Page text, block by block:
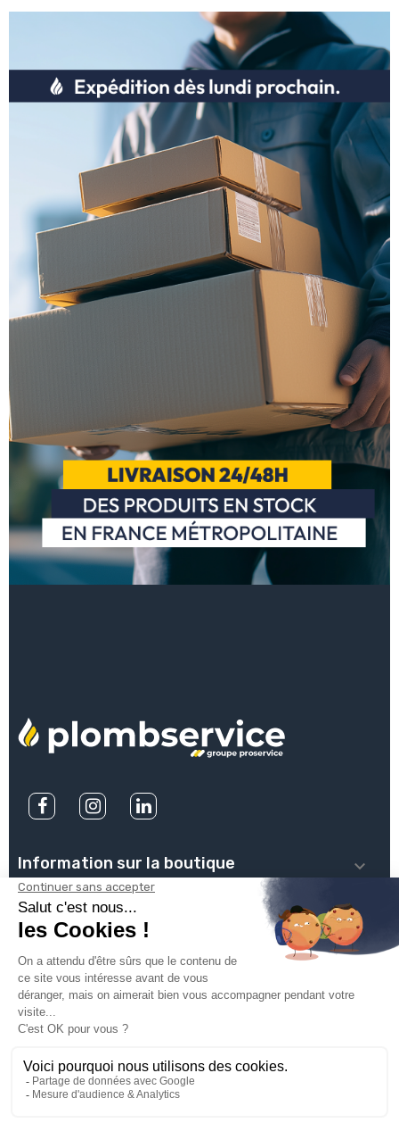
Information sur la boutique 
PLOMBSERVICE 
INFOS PRATIQUES 
VOTRE COMPTE 
Groupe Proservice